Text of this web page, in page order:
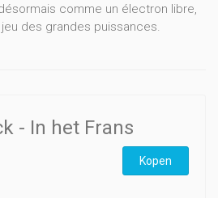
comme un électron libre,
des grandes puissances.
- In het Frans
Kopen